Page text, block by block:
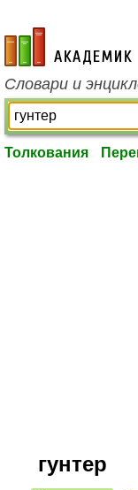
academic.ru
Словари и
Толкования
гунтер